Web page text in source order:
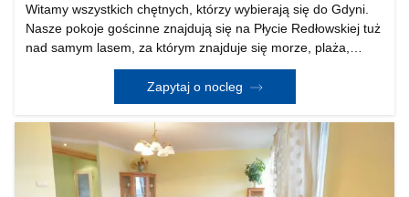
Witamy wszystkich chętnych, którzy wybierają się do Gdyni.
Nasze pokoje gościnne znajdują się na Płycie Redłowskiej tuż
nad samym lasem, za którym znajduje się morze, plaża,
bulwar nadmorski blisko centrum. Gdynia to miejsce pełne
wspaniałych atrakcji. Do Państwa użytk
Zapytaj o nocleg